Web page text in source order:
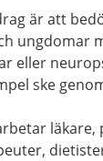
är att
ungdomar
eller
ske